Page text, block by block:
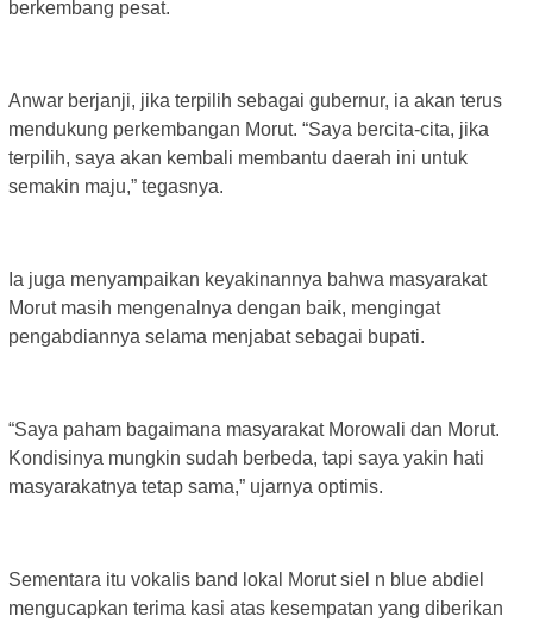
berkembang pesat.
Anwar berjanji, jika terpilih sebagai gubernur, ia akan terus
mendukung perkembangan Morut. “Saya bercita-cita, jika
terpilih, saya akan kembali membantu daerah ini untuk
semakin maju,” tegasnya.
Ia juga menyampaikan keyakinannya bahwa masyarakat
Morut masih mengenalnya dengan baik, mengingat
pengabdiannya selama menjabat sebagai bupati.
“Saya paham bagaimana masyarakat Morowali dan Morut.
Kondisinya mungkin sudah berbeda, tapi saya yakin hati
masyarakatnya tetap sama,” ujarnya optimis.
Sementara itu vokalis band lokal Morut siel n blue abdiel
mengucapkan terima kasi atas kesempatan yang diberikan